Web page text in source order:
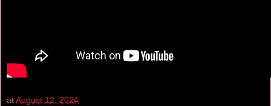
atAugust 12, 2024